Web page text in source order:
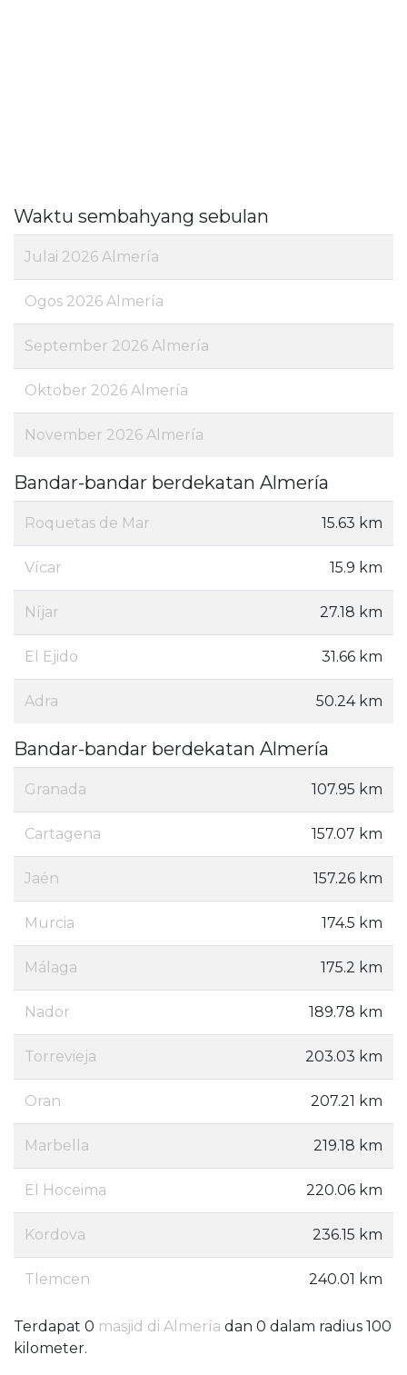
Waktu sembahyang sebulan
Julai 2026 Almería
Ogos 2026 Almería
September 2026 Almería
Oktober 2026 Almería
November 2026 Almería
Bandar-bandar berdekatan Almería
Roquetas de Mar 15.63 km
Vícar 15.9 km
Níjar 27.18 km
El Ejido 31.66 km
Adra 50.24 km
Bandar-bandar berdekatan Almería
Granada 107.95 km
Cartagena 157.07 km
Jaén 157.26 km
Murcia 174.5 km
Málaga 175.2 km
Nador 189.78 km
Torrevieja 203.03 km
Oran 207.21 km
Marbella 219.18 km
El Hoceima 220.06 km
Kordova 236.15 km
Tlemcen 240.01 km
Terdapat 0 masjid di Almería dan 0 dalam radius 100
kilometer.